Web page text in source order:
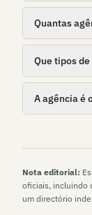
Quantas
Que tipos
A agência é
Nota editorial:
oficiais, incluindo
um directório